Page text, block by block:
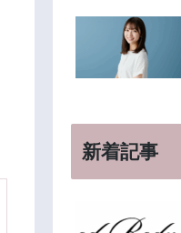
新着記事